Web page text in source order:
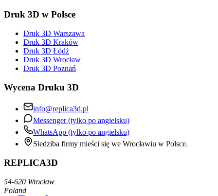
Druk 3D w Polsce
Druk 3D Warszawa
Druk 3D Kraków
Druk 3D Łódź
Druk 3D Wrocław
Druk 3D Poznań
Wycena Druku 3D
info@replica3d.pl
Messenger (tylko po angielsku)
WhatsApp (tylko po angielsku)
Siedziba firmy mieści się we Wrocławiu w Polsce.
REPLICA3D
54-620 Wrocław
Poland